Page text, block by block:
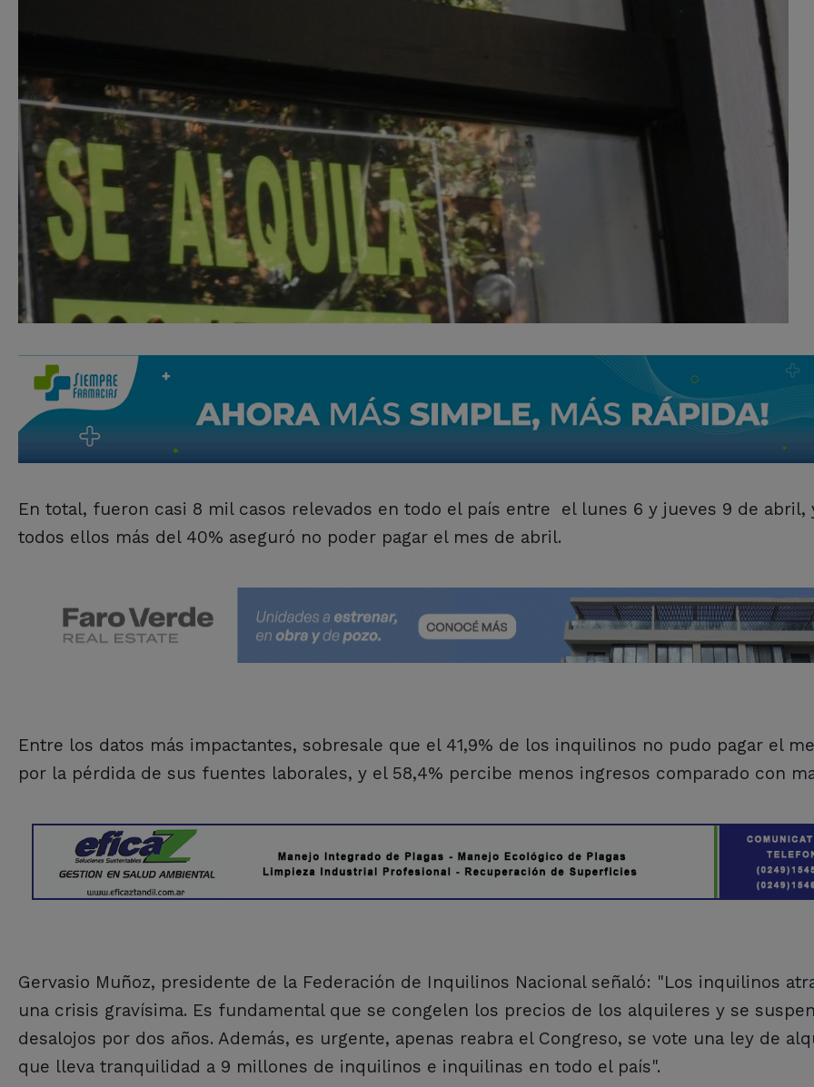
En total, fueron casi 8 mil casos relevados en todo el país entre el lunes 6 y jueves 9 de abril,
todos ellos más del 40% aseguró no poder pagar el mes de abril.
Entre los datos más impactantes, sobresale que el 41,9% de los inquilinos no pudo pagar el
por la pérdida de sus fuentes laborales, y el 58,4% percibe menos ingresos comparado con
Gervasio Muñoz, presidente de la Federación de Inquilinos Nacional señaló: "Los inquilinos
una crisis gravísima. Es fundamental que se congelen los precios de los alquileres y se
desalojos por dos años. Además, es urgente, apenas reabra el Congreso, se vote una ley de
que lleva tranquilidad a 9 millones de inquilinos e inquilinas en todo el país".